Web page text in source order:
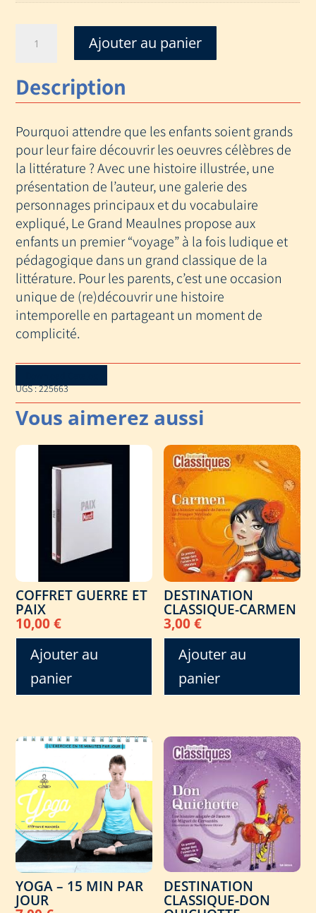
DESTINATION
CLASSIQUE-
LE
MEAULNES
Ajouter au panier
Description
Pourquoi attendre que les enfants soient grands
pour leur faire découvrir les oeuvres célèbres de
la littérature ? Avec une histoire illustrée, une
présentation de l’auteur, une galerie des
personnages principaux et du vocabulaire
expliqué, Le Grand Meaulnes propose aux
enfants un premier “voyage” à la fois ludique et
pédagogique dans un grand classique de la
littérature. Pour les parents, c’est une occasion
unique de (re)découvrir une histoire
intemporelle en partageant un moment de
complicité.
UGS :225663
COFFRET GUERRE ET
PAIX
10,00€
Ajouter au
panier
DESTINATION
CLASSIQUE-CARMEN
3,00€
Ajouter au
panier
YOGA – 15 MIN PAR
JOUR
DESTINATION
CLASSIQUE-DON